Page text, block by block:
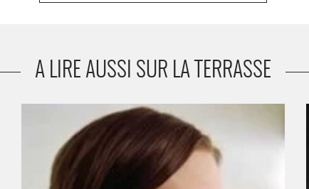
A LIRE AUSSI SUR LA TERRASSE
Susanna Mälkki - Critique sortie Classique / Opéra